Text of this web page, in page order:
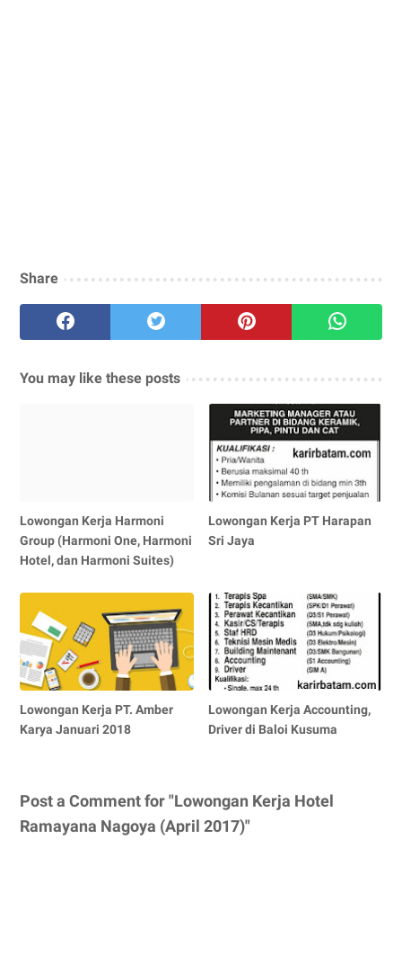
Share
You may like these posts
Lowongan Kerja Harmoni
Group (Harmoni One, Harmoni
Hotel, dan Harmoni Suites)
Lowongan Kerja PT Harapan
Sri Jaya
Lowongan Kerja PT. Amber
Karya Januari 2018
Lowongan Kerja Accounting,
Driver di Baloi Kusuma
Post a Comment for "Lowongan Kerja Hotel
Ramayana Nagoya (April 2017)"